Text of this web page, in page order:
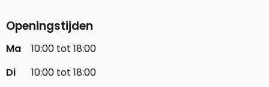
Openingstijden
Ma
10:00 tot 18:00
Di
10:00 tot 18:00